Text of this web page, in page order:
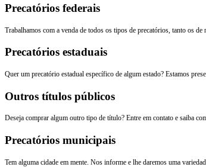
Precatórios federais
Trabalhamos com a venda de todos os tipos de precatórios, tanto os de
Precatórios estaduais
Quer um precatório estadual específico de algum estado? Estamos
Outros títulos públicos
Deseja comprar algum outro tipo de título? Entre em contato e saiba
Precatórios municipais
Tem alguma cidade em mente. Nos informe e lhe daremos uma